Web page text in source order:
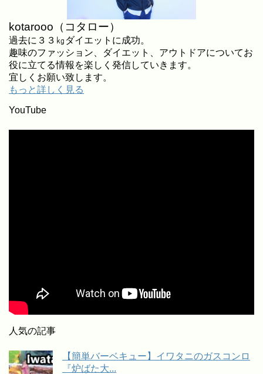
kotarooo（コタロー）
過去に３３㎏ダイエットに成功。
趣味のファッション、ダイエット、アウトドアについてお
役に立てる情報を楽しく発信していきます。
宜しくお願い致します。
もっと詳しく見る
YouTube
人気の記事
【簡単バーベキュー】イワタニのガスコンロ
『炉ばた大...